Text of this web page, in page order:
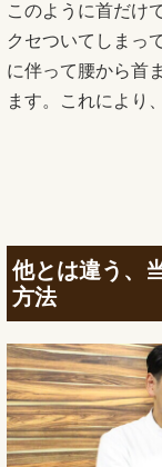
このように首だけ
クセついてしまっ
に伴って腰から首
ます。これにより
他とは違う、
方法